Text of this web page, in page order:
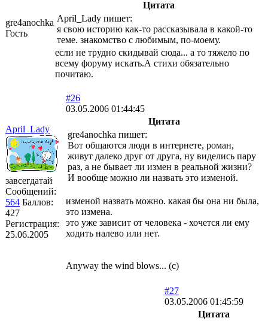
gre4anochka
Гость
Цитата
April_Lady пишет:
я свою историю как-то рассказывала в какой-то
теме. знакомство с любимым, по-моему.
если не трудно скидывай сюда... а то тяжело по
всему форуму искать.А стихи обязательно
почитаю.
April_Lady
завсегдатай
Сообщений:
564 Баллов:
427
Регистрация:
25.06.2005
#26
03.05.2006 01:44:45
Цитата
gre4anochka пишет:
Вот общаются люди в интернете, роман,
живут далеко друг от друга, ну виделись пару
раз, а не бывает ли измен в реальной жизни?
И вообще можно ли назвать это изменой.
изменой назвать можно. какая бы она ни была,
это измена.
это уже зависит от человека - хочется ли ему
ходить налево или нет.
Anyway the wind blows... (с)
#27
03.05.2006 01:45:59
Цитата